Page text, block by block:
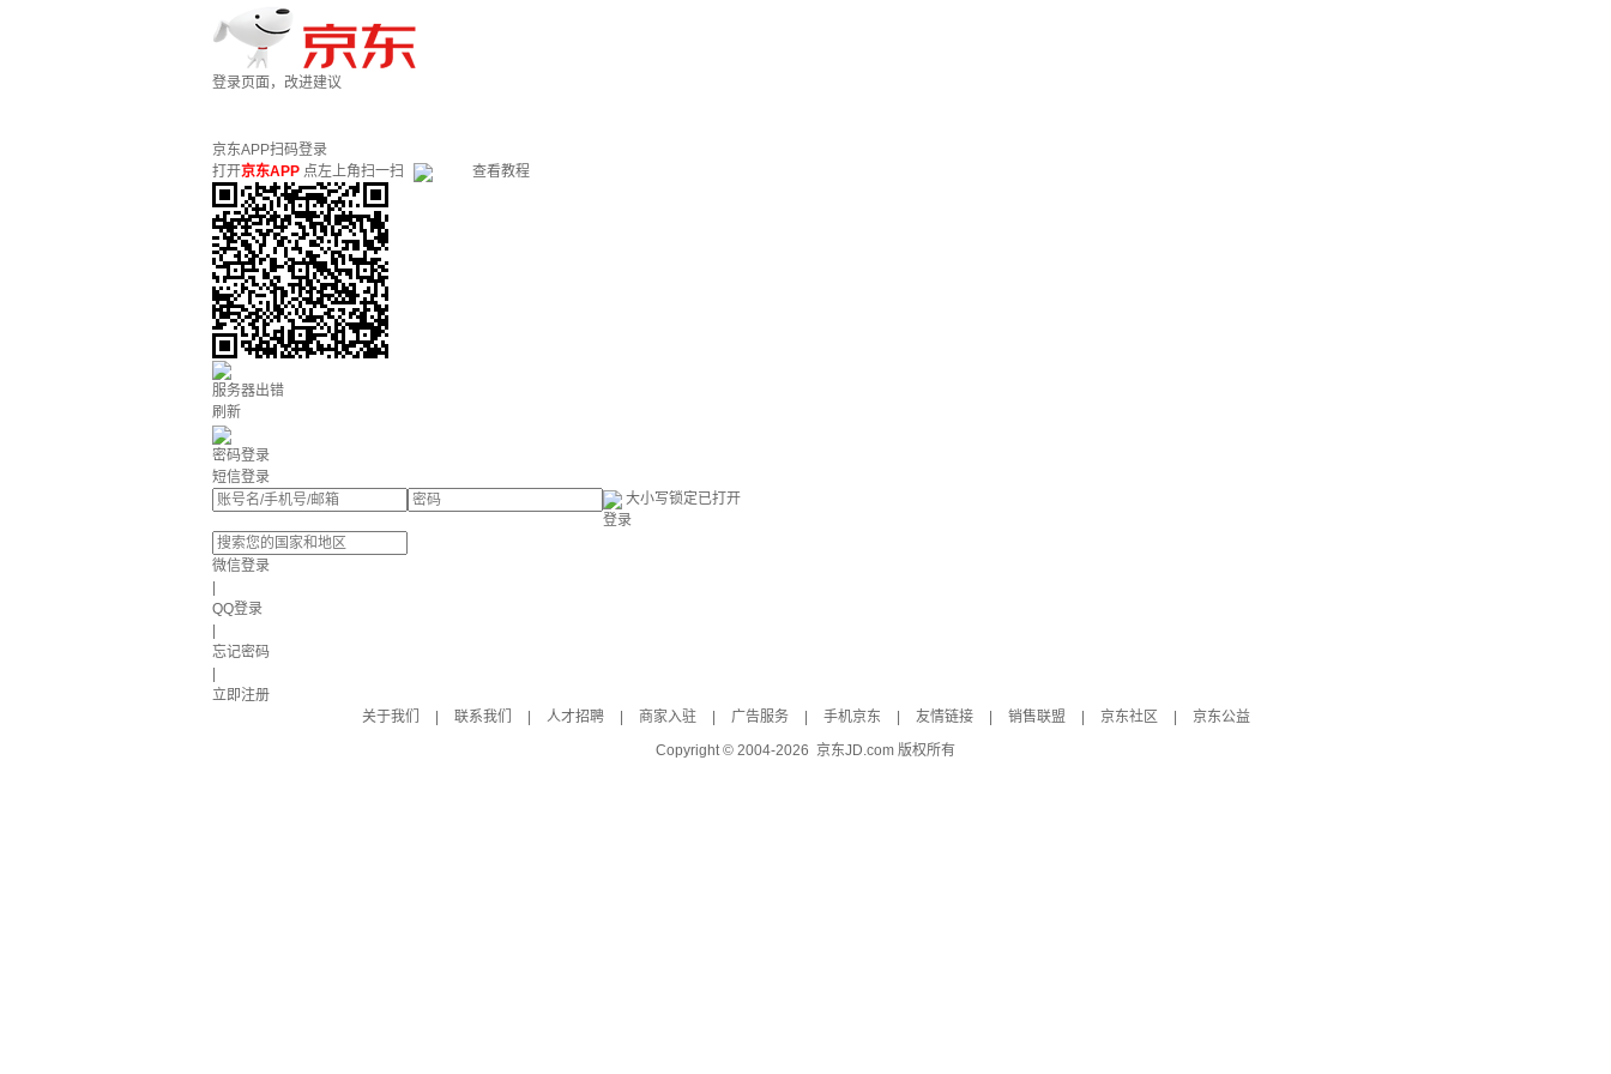
登录页面，改进建议
京东APP扫码登录
打开京东APP 点左上角扫一扫 查看教程
服务器出错
刷新
密码登录
短信登录
大小写锁定已打开
登录
微信登录
QQ登录
忘记密码
立即注册
关于我们
联系我们 人才招聘 商家入驻 广告服务 手机京东 友情链接 销售联盟 京东社区
京东公益
Copyright © 2004-2026 京东JD.com 版权所有